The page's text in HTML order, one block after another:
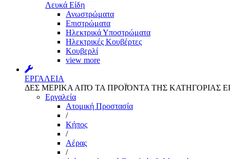
Λευκά Είδη
Ανωστρώματα
Επιστρώματα
Ηλεκτρικά Υποστρώματα
Ηλεκτρικές Κουβέρτες
Κουβερλί
view more
ΕΡΓΑΛΕΙΑ
ΔΕΣ ΜΕΡΙΚΑ ΑΠΌ ΤΑ ΠΡΟΪΌΝΤΑ ΤΗΣ ΚΑΤΗΓΟΡΙΑΣ
Εργαλεία
Aτομική Προστασία
/
Kήπος
/
Αέρας
/